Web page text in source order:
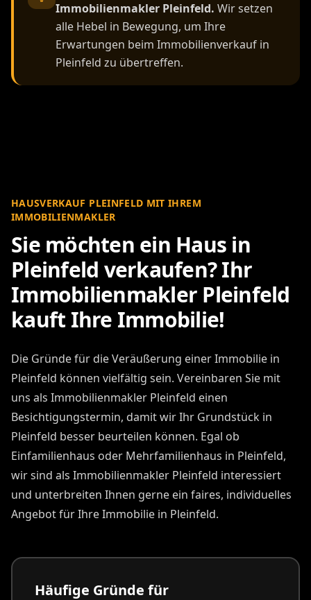
Immobilienmakler Pleinfeld. Wir setzen
alle Hebel in Bewegung, um Ihre
Erwartungen beim Immobilienverkauf in
Pleinfeld zu übertreffen.
HAUSVERKAUF PLEINFELD MIT IHREM
IMMOBILIENMAKLER
Sie möchten ein Haus in
Pleinfeld verkaufen? Ihr
Immobilienmakler Pleinfeld
kauft Ihre Immobilie!
Die Gründe für die Veräußerung einer Immobilie in
Pleinfeld können vielfältig sein. Vereinbaren Sie mit
uns als Immobilienmakler Pleinfeld einen
Besichtigungstermin, damit wir Ihr Grundstück in
Pleinfeld besser beurteilen können. Egal ob
Einfamilienhaus oder Mehrfamilienhaus in Pleinfeld,
wir sind als Immobilienmakler Pleinfeld interessiert
und unterbreiten Ihnen gerne ein faires, individuelles
Angebot für Ihre Immobilie in Pleinfeld.
Häufige Gründe für